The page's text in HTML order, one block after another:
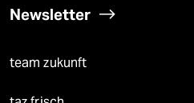
Newsletter
team zukunft